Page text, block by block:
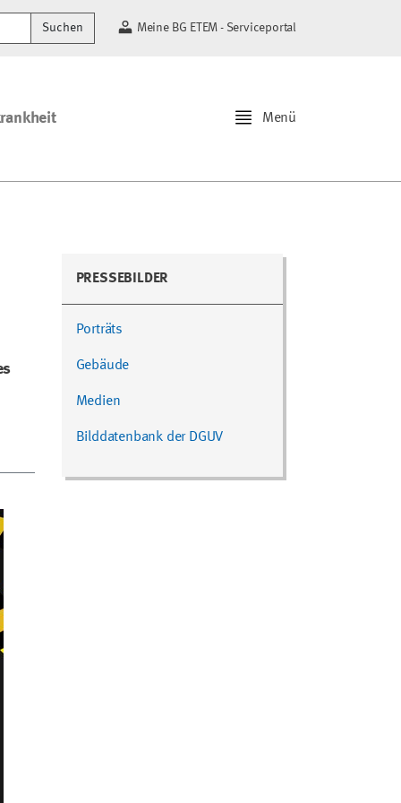
Suchen Meine BG ETEM - Serviceportal
Menü
PRESSEBILDER
Porträts
Gebäude
Medien
Bilddatenbank der DGUV